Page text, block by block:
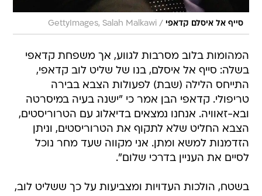
סייף אל איסלם קדאפי /
GettyImages, Salah Malkawi
המהומות בלוב מסרבות לגווע, אך משפחת קדאפי
בשלה: סייף אל איסלם, בנו של שליט לוב קדאפי,
התייחס הלילה (שבת) לפעולות הצבא בבירה
טריפולי. קדאפי הבן אמר כי "ישנה בעיה במיסרטה
ובא-זאוויה. אנחנו נמצאים בדיאלוג עם הטרוריסטים,
הצבא החליט שלא לתקוף את הטרוריסטים, וניתן
הזדמנות למשא ומתן. אני מקווה שעד מחר נוכל
לסיים את העניין בדרכי שלום".
בשטח, הולכות העדויות ומצביעות על כך ששליט לוב,